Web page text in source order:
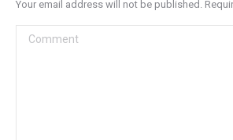
Your email address will not be published.
Comment